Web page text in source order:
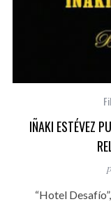
IÑAKI ESTÉVEZ
“Hotel